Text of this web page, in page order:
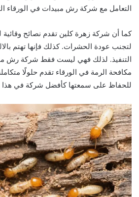
التعامل مع شركة رش مبيدات في الورقاء
كما أن شركة زهرة كلين تقدم نصائح وقائية
لتجنب عودة الحشرات. كذلك فإنها تهتم
التنفيذ. لذلك فهي ليست فقط شركة رش
مكافحة الرمة في الورقاء تقدم حلولًا
للحفاظ على سمعتها كأفضل شركة في هذا